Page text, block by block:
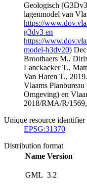
Geologisch
lagenmodel van
https://
g3dv3 en
https://
model-h3dv20)
Broothaers M.,
Lanckacker T.,
Van Haren T.,
Vlaams
Omgeving) en
2018/RMA/R/
Unique resource identifier
EPSG:31370
Distribution format
Name Version
GML 3.2